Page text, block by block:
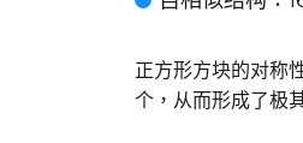
正方形方块的对称
个，从而形成了极